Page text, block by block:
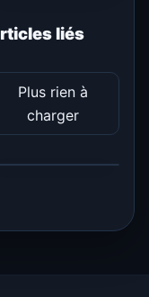
liés
Plus rien à
charger